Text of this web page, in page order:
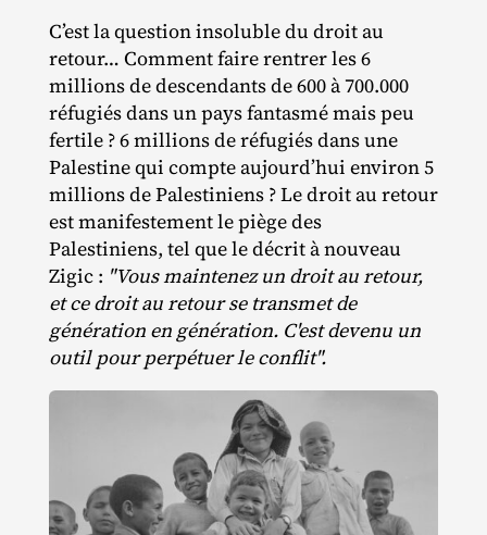
C’est la question insoluble du droit au
retour… Comment faire rentrer les 6
millions de descendants de 600 à 700.000
réfugiés dans un pays fantasmé mais peu
fertile ? 6 millions de réfugiés dans une
Palestine qui compte aujourd’hui environ 5
millions de Palestiniens ? Le droit au retour
est manifestement le piège des
Palestiniens, tel que le décrit à nouveau
Zigic : "Vous maintenez un droit au retour,
et ce droit au retour se transmet de
génération en génération. C'est devenu un
outil pour perpétuer le conflit".